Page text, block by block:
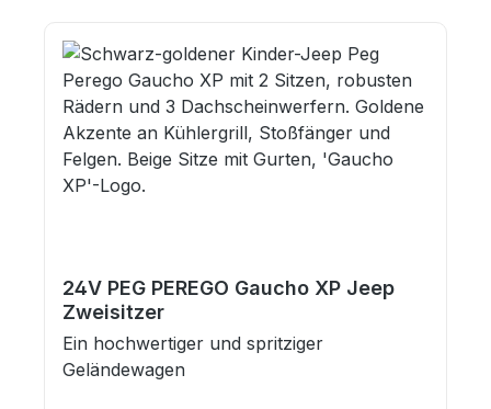
24V PEG PEREGO Gaucho XP Jeep
Zweisitzer
Ein hochwertiger und spritziger
Geländewagen